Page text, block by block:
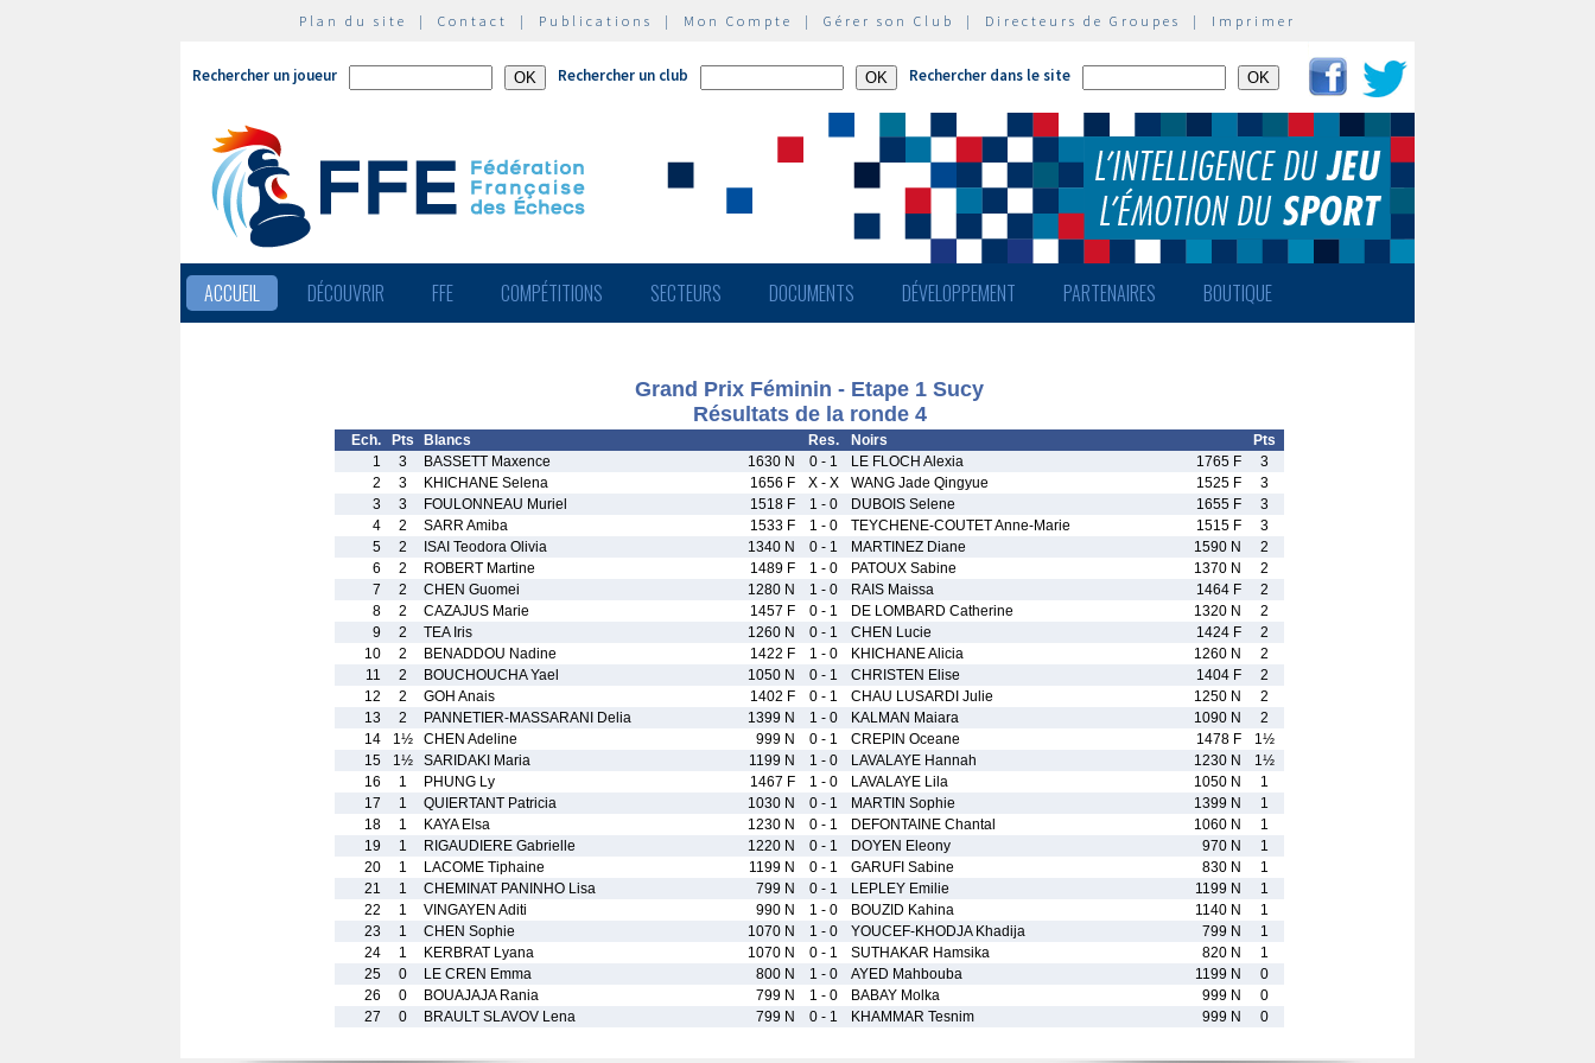
Plan du site | Contact | Publications | Mon Compte | Gérer son Club | Directeurs de Groupes | Imprimer
Rechercher un joueur Rechercher un club Rechercher dans le site
ACCUEIL DÉCOUVRIR FFE COMPÉTITIONS SECTEURS DOCUMENTS DÉVELOPPEMENT PARTENAIRES BOUTIQUE
Grand Prix Féminin - Etape 1 Sucy
Résultats de la ronde 4
Ech. Pts Blancs Res. Noirs
Pts
1
3 BASSETT Maxence 1630 N 0 - 1 LE FLOCH Alexia 1765 F
3
2
3 KHICHANE Selena 1656 F X - X WANG Jade Qingyue 1525 F
3
3
3 FOULONNEAU Muriel 1518 F 1 - 0 DUBOIS Selene 1655 F
3
4
2 SARR Amiba 1533 F 1 - 0 TEYCHENE-COUTET Anne-Marie 1515 F
3
5
2 ISAI Teodora Olivia 1340 N 0 - 1 MARTINEZ Diane 1590 N
2
6
2 ROBERT Martine 1489 F 1 - 0 PATOUX Sabine 1370 N
2
7
2 CHEN Guomei 1280 N 1 - 0 RAIS Maissa 1464 F
2
8
2 CAZAJUS Marie 1457 F 0 - 1 DE LOMBARD Catherine 1320 N
2
9
2 TEA Iris 1260 N 0 - 1 CHEN Lucie 1424 F
2
10
2 BENADDOU Nadine 1422 F 1 - 0 KHICHANE Alicia 1260 N
2
11
2 BOUCHOUCHA Yael 1050 N 0 - 1 CHRISTEN Elise 1404 F
2
12
2 GOH Anais 1402 F 0 - 1 CHAU LUSARDI Julie 1250 N
2
13
2 PANNETIER-MASSARANI Delia 1399 N 1 - 0 KALMAN Maiara 1090 N
2
14
1½ CHEN Adeline 999 N 0 - 1 CREPIN Oceane 1478 F
1½
15
1½ SARIDAKI Maria 1199 N 1 - 0 LAVALAYE Hannah 1230 N
1½
16
1 PHUNG Ly 1467 F 1 - 0 LAVALAYE Lila 1050 N
1
17
1 QUIERTANT Patricia 1030 N 0 - 1 MARTIN Sophie 1399 N
1
18
1 KAYA Elsa 1230 N 0 - 1 DEFONTAINE Chantal 1060 N
1
19
1 RIGAUDIERE Gabrielle 1220 N 0 - 1 DOYEN Eleony 970 N
1
20
1 LACOME Tiphaine 1199 N 0 - 1 GARUFI Sabine 830 N
1
21
1 CHEMINAT PANINHO Lisa 799 N 0 - 1 LEPLEY Emilie 1199 N
1
22
1 VINGAYEN Aditi 990 N 1 - 0 BOUZID Kahina 1140 N
1
23
1 CHEN Sophie 1070 N 1 - 0 YOUCEF-KHODJA Khadija 799 N
1
24
1 KERBRAT Lyana 1070 N 0 - 1 SUTHAKAR Hamsika 820 N
1
25
0 LE CREN Emma 800 N 1 - 0 AYED Mahbouba 1199 N
0
26
0 BOUAJAJA Rania 799 N 1 - 0 BABAY Molka 999 N
0
27
0 BRAULT SLAVOV Lena 799 N 0 - 1 KHAMMAR Tesnim 999 N 0